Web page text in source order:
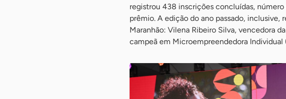
registrou 438 inscrições concluídas,
prêmio. A edição do ano passado, inclusive,
Maranhão: Vilena Ribeiro Silva, vencedora
campeã em Microempreendedora Individual